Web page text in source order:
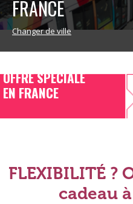
FRANCE
Changer de ville
OFFRE SPECIALE
EN FRANCE
FLEXIBILITÉ ?
cadeau